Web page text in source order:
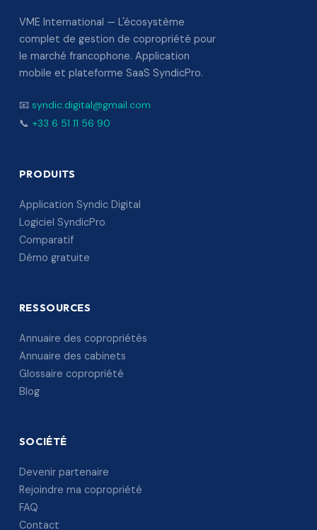
VME International — L'écosystème
complet de gestion de copropriété pour
le marché francophone. Application
mobile et plateforme SaaS SyndicPro.
📧 syndic.digital@gmail.com
📞 +33 6 51 11 56 90
PRODUITS
Application Syndic Digital
Logiciel SyndicPro
Comparatif
Démo gratuite
RESSOURCES
Annuaire des copropriétés
Annuaire des cabinets
Glossaire copropriété
Blog
SOCIÉTÉ
Devenir partenaire
Rejoindre ma copropriété
FAQ
Contact